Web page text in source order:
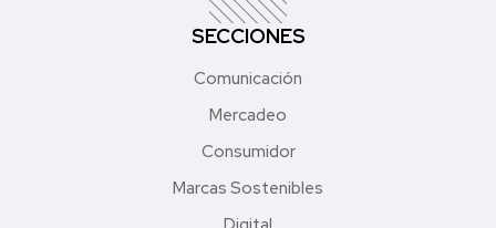
SECCIONES
Comunicación
Mercadeo
Consumidor
Marcas Sostenibles